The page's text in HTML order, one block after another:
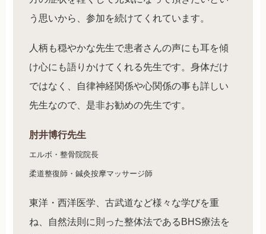
う思いから、参加を続けてくれています。
人柄も穏やかな先生で患者さんの声にも耳を傾
け心にも語りかけてくれる先生です。身体だけ
ではなく、自律神経関係や心関係の事も詳しい
先生なので、是非お勧めの先生です。
肘井博行先生
エルボ・整骨院院長
柔道整復師・鍼灸按摩マッサージ師
東洋・西洋医学、古武道など様々な学びを重
ね、自然法則に則った整体法であるBHS療法を